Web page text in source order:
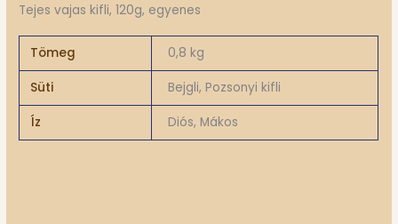
Tejes vajas kifli, 120g, egyenes
Tömeg 0,8 kg
Süti Bejgli, Pozsonyi kifli
Íz Diós, Mákos